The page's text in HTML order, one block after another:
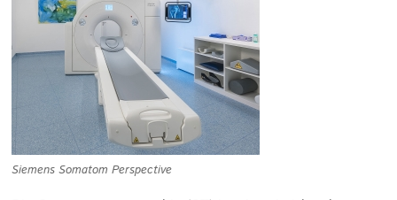
Siemens Somatom Perspective